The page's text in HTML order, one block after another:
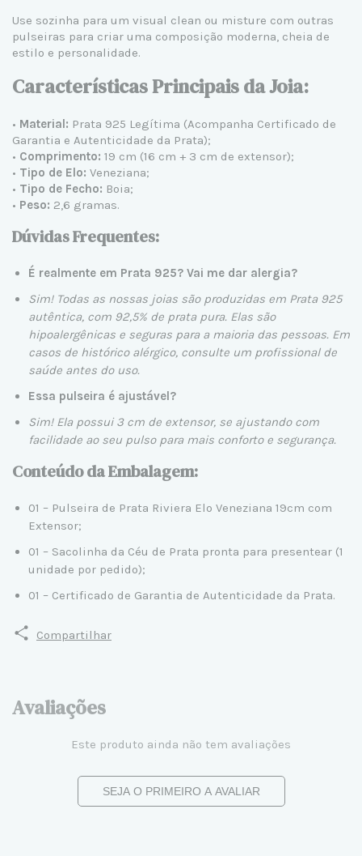
Use sozinha para um visual clean ou misture com outras
pulseiras para criar uma composição moderna, cheia de
estilo e personalidade.
Características Principais da Joia:
• Material: Prata 925 Legítima (Acompanha Certificado de
Garantia e Autenticidade da Prata);
• Comprimento: 19 cm (16 cm + 3 cm de extensor);
• Tipo de Elo: Veneziana;
• Tipo de Fecho: Boia;
• Peso: 2,6 gramas.
Dúvidas Frequentes:
É realmente em Prata 925? Vai me dar alergia?
Sim! Todas as nossas joias são produzidas em Prata 925
autêntica, com 92,5% de prata pura. Elas são
hipoalergênicas e seguras para a maioria das pessoas. Em
casos de histórico alérgico, consulte um profissional de
saúde antes do uso.
Essa pulseira é ajustável?
Sim! Ela possui 3 cm de extensor, se ajustando com
facilidade ao seu pulso para mais conforto e segurança.
Conteúdo da Embalagem:
01 – Pulseira de Prata Riviera Elo Veneziana 19cm com
Extensor;
01 – Sacolinha da Céu de Prata pronta para presentear (1
unidade por pedido);
01 – Certificado de Garantia de Autenticidade da Prata.
Compartilhar
Avaliações
Este produto ainda não tem avaliações
SEJA O PRIMEIRO A AVALIAR